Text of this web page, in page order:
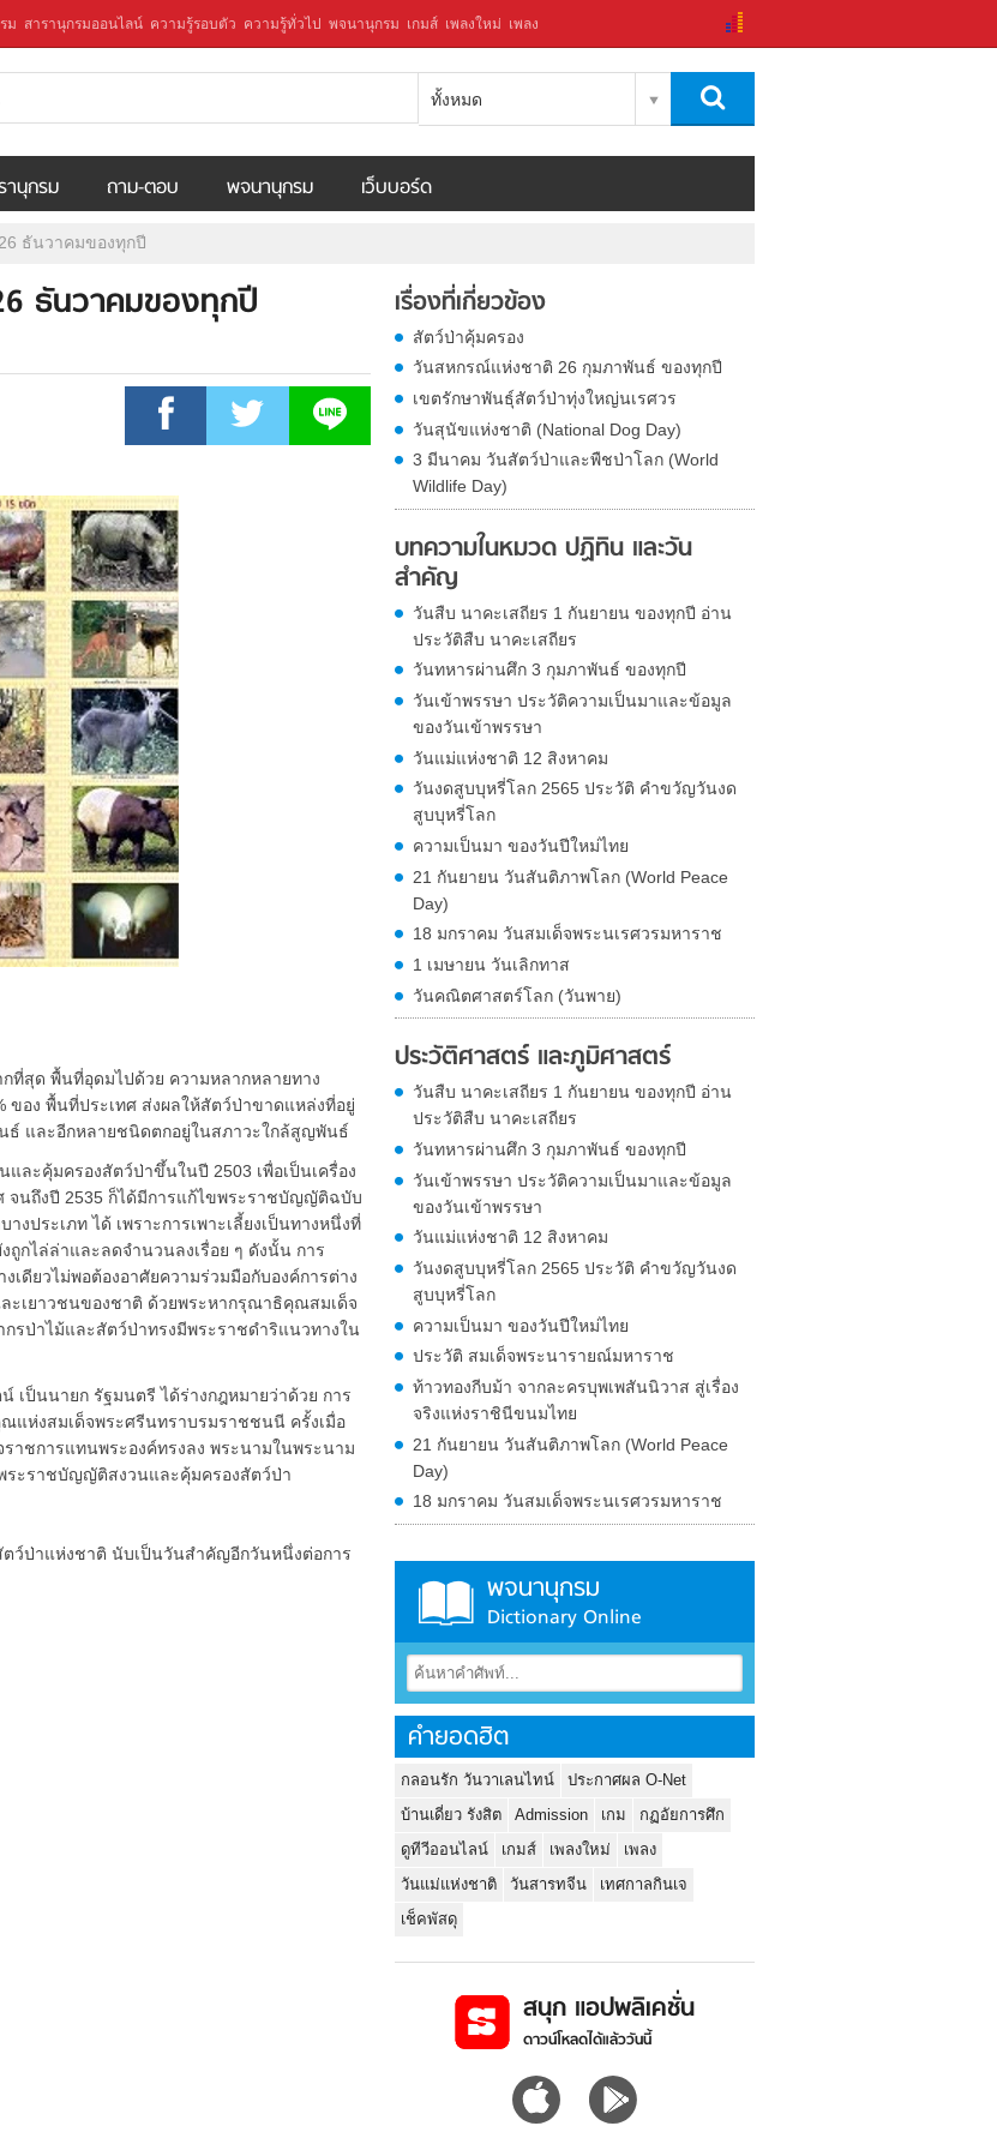
ม สารานุกรมออนไลน์ ความรู้รอบตัว ความรู้ทั่วไป พจนานุกรม เกมส์ เพลงใหม่ เพลง
ทั้งหมด
านุกรม ถาม-ตอบ พจนานุกรม เว็บบอร์ด
ธันวาคมของทุกปี
ธันวาคมของทุกปี
ที่สุด พื้นที่อุดมไปด้วย ความหลากหลายทาง
ของ พื้นที่ประเทศ ส่งผลให้สัตว์ป่าขาดแหล่งที่อยู่
ธ์ และอีกหลายชนิดตกอยู่ในสภาวะใกล้สูญพันธ์
ะคุ้มครองสัตว์ป่าขึ้นในปี 2503 เพื่อเป็นเครื่อง
จนถึงปี 2535 ก็ได้มีการแก้ไขพระราชบัญญัติฉบับ
งประเภท ได้ เพราะการเพาะเลี้ยงเป็นทางหนึ่งที่
ถูกไล่ล่าและลดจำนวนลงเรื่อย ๆ ดังนั้น การ
เดียวไม่พอต้องอาศัยความร่วมมือกับองค์การต่าง
ะเยาวชนของชาติ ด้วยพระหากรุณาธิคุณสมเด็จ
รป่าไม้และสัตว์ป่าทรงมีพระราชดำริแนวทางใน
เป็นนายก รัฐมนตรี ได้ร่างกฎหมายว่าด้วย การ
ห่งสมเด็จพระศรีนทราบรมราชชนนี ครั้งเมื่อ
าชการแทนพระองค์ทรงลง พระนามในพระนาม
ระราชบัญญัติสงวนและคุ้มครองสัตว์ป่า
ตว์ป่าแห่งชาติ นับเป็นวันสำคัญอีกวันหนึ่งต่อการ
เรื่องที่เกี่ยวข้อง
สัตว์ป่าคุ้มครอง
วันสหกรณ์แห่งชาติ 26 กุมภาพันธ์ ของทุกปี
เขตรักษาพันธุ์สัตว์ป่าทุ่งใหญ่นเรศวร
วันสุนัขแห่งชาติ (National Dog Day)
3 มีนาคม วันสัตว์ป่าและพืชป่าโลก (World
Wildlife Day)
บทความในหมวด ปฏิทิน และวัน
สำคัญ
วันสืบ นาคะเสถียร 1 กันยายน ของทุกปี อ่าน
ประวัติสืบ นาคะเสถียร
วันทหารผ่านศึก 3 กุมภาพันธ์ ของทุกปี
วันเข้าพรรษา ประวัติความเป็นมาและข้อมูล
ของวันเข้าพรรษา
วันแม่แห่งชาติ 12 สิงหาคม
วันงดสูบบุหรี่โลก 2565 ประวัติ คำขวัญวันงด
สูบบุหรี่โลก
ความเป็นมา ของวันปีใหม่ไทย
21 กันยายน วันสันติภาพโลก (World Peace
Day)
18 มกราคม วันสมเด็จพระนเรศวรมหาราช
1 เมษายน วันเลิกทาส
วันคณิตศาสตร์โลก (วันพาย)
ประวัติศาสตร์ และภูมิศาสตร์
วันสืบ นาคะเสถียร 1 กันยายน ของทุกปี อ่าน
ประวัติสืบ นาคะเสถียร
วันทหารผ่านศึก 3 กุมภาพันธ์ ของทุกปี
วันเข้าพรรษา ประวัติความเป็นมาและข้อมูล
ของวันเข้าพรรษา
วันแม่แห่งชาติ 12 สิงหาคม
วันงดสูบบุหรี่โลก 2565 ประวัติ คำขวัญวันงด
สูบบุหรี่โลก
ความเป็นมา ของวันปีใหม่ไทย
ประวัติ สมเด็จพระนารายณ์มหาราช
ท้าวทองกีบม้า จากละครบุพเพสันนิวาส สู่เรื่อง
จริงแห่งราชินีขนมไทย
21 กันยายน วันสันติภาพโลก (World Peace
Day)
18 มกราคม วันสมเด็จพระนเรศวรมหาราช
พจนานุกรม
Dictionary Online
คำยอดฮิต
กลอนรัก วันวาเลนไทน์
ประกาศผล O-Net
บ้านเดี่ยว รังสิต
Admission เกม
กฏอัยการศึก
ดูทีวีออนไลน์
เกมส์ เพลงใหม่
เพลง
วันแม่แห่งชาติ
วันสารทจีน
เทศกาลกินเจ
เช็คพัสดุ
สนุก แอปพลิเคชั่น
ดาวน์โหลดได้แล้ววันนี้